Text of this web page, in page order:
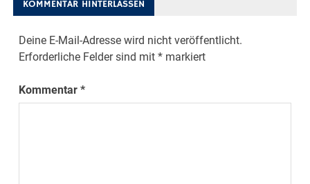
KOMMENTAR HINTERLASSEN
Deine E-Mail-Adresse wird nicht veröffentlicht.
Erforderliche Felder sind mit* markiert
Kommentar*